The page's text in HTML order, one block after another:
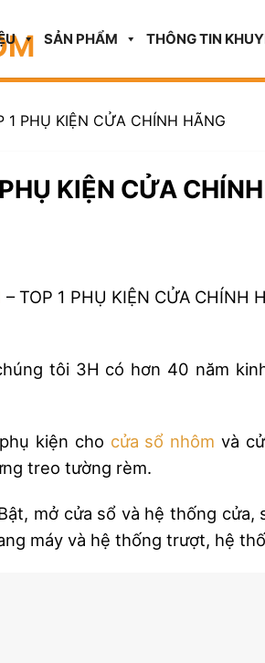
SẢN PHẨM THÔNG TIN
1 PHỤ KIỆN CỬA CHÍNH HÃNG
KIỆN CỬA
– TOP 1 PHỤ KIỆN CỬA CHÍNH
tôi 3H có hơn 40 năm
kiện cho cửa sổ nhôm và
treo tường rèm.
mở cửa sổ và hệ thống cửa,
máy và hệ thống trượt, hệ